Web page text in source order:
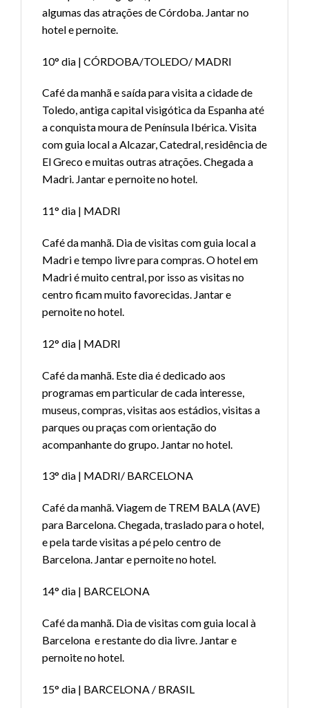
algumas das atrações de Córdoba. Jantar no
hotel e pernoite.
10° dia | CÓRDOBA/TOLEDO/ MADRI
Café da manhã e saída para visita a cidade de
Toledo, antiga capital visigótica da Espanha até
a conquista moura de Península Ibérica. Visita
com guia local a Alcazar, Catedral, residência de
El Greco e muitas outras atrações. Chegada a
Madri. Jantar e pernoite no hotel.
11° dia | MADRI
Café da manhã. Dia de visitas com guia local a
Madri e tempo livre para compras. O hotel em
Madri é muito central, por isso as visitas no
centro ficam muito favorecidas. Jantar e
pernoite no hotel.
12° dia | MADRI
Café da manhã. Este dia é dedicado aos
programas em particular de cada interesse,
museus, compras, visitas aos estádios, visitas a
parques ou praças com orientação do
acompanhante do grupo. Jantar no hotel.
13° dia | MADRI/ BARCELONA
Café da manhã. Viagem de TREM BALA (AVE)
para Barcelona. Chegada, traslado para o hotel,
e pela tarde visitas a pé pelo centro de
Barcelona. Jantar e pernoite no hotel.
14° dia | BARCELONA
Café da manhã. Dia de visitas com guia local à
Barcelona e restante do dia livre. Jantar e
pernoite no hotel.
15° dia | BARCELONA / BRASIL